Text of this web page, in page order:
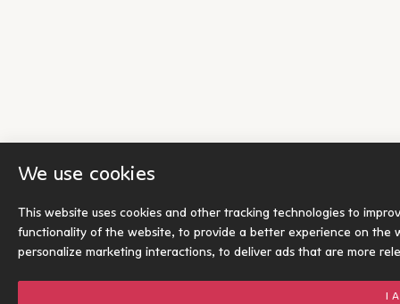
We use cookies
This website uses cookies and other tracking technologies to
functionality of the website, to provide a better experience on the
personalize marketing interactions, to deliver ads that are more
I